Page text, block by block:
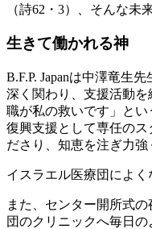
（詩62・3）、そんな未
生きて働かれる神
B.F.P. Japanは中澤竜生
深く関わり、支援活動
職が私の救いです」と
復興支援として専任の
ださり、知恵を注ぎ力強
イスラエル医療団によ
また、センター開所式
団のクリニックへ毎日